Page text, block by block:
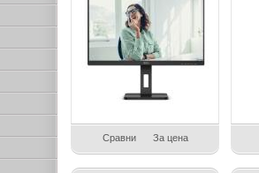
Сравни За цена